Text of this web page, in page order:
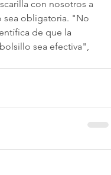
con nosotros a
sea obligatoria. "No
de que la
sea efectiva",